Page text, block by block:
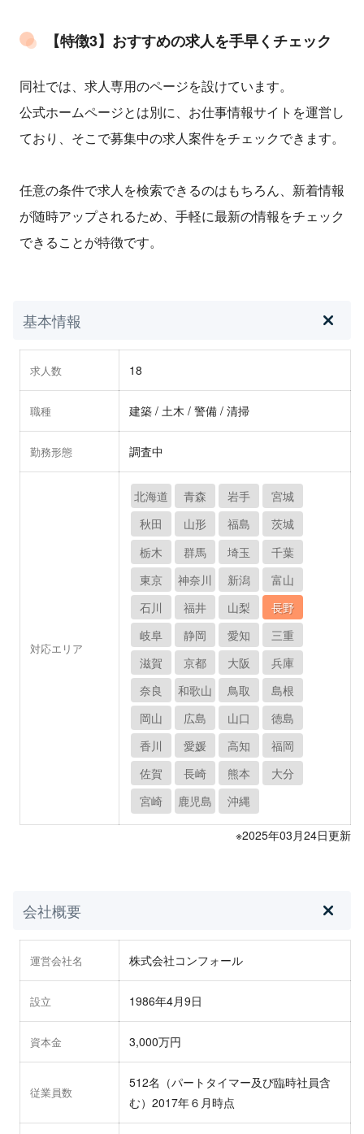
【特徴3】おすすめの求人を手早くチェック
同社では、求人専用のページを設けています。
公式ホームページとは別に、お仕事情報サイトを運営し
ており、そこで募集中の求人案件をチェックできます。
任意の条件で求人を検索できるのはもちろん、新着情報
が随時アップされるため、手軽に最新の情報をチェック
できることが特徴です。
基本情報
求人数 18
職種 建築 / 土木 / 警備 / 清掃
勤務形態 調査中
対応エリア
北海道 青森 岩手
宮城
秋田
山形 福島
茨城
栃木
群馬 埼玉
千葉
東京
神奈川 新潟
富山
石川
福井 山梨
長野
岐阜
静岡 愛知
三重
滋賀
京都 大阪
兵庫
奈良
和歌山 鳥取
島根
岡山
広島 山口
徳島
香川
愛媛 高知
福岡
佐賀
長崎 熊本
大分
宮崎
鹿児島 沖縄
※2025年03月24日更新
会社概要
運営会社名 株式会社コンフォール
設立 1986年4月9日
資本金 3,000万円
従業員数
512名（パートタイマー及び臨時社員含
む）2017年６月時点